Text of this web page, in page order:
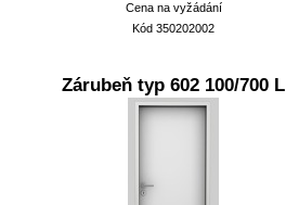
Cena na vyžádání
Kód 350202002
Zárubeň typ 602 100/700 L